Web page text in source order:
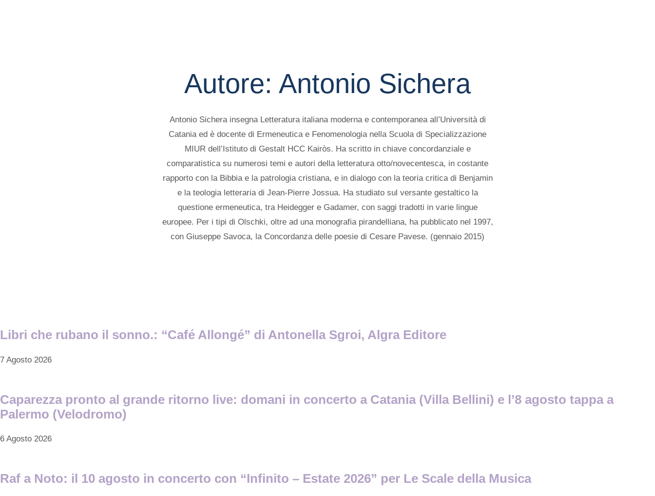
Autore: Antonio Sichera
Antonio Sichera insegna Letteratura italiana moderna e contemporanea all’Università di
Catania ed è docente di Ermeneutica e Fenomenologia nella Scuola di Specializzazione
MIUR dell’Istituto di Gestalt HCC Kairòs. Ha scritto in chiave concordanziale e
comparatistica su numerosi temi e autori della letteratura otto/novecentesca, in costante
rapporto con la Bibbia e la patrologia cristiana, e in dialogo con la teoria critica di Benjamin
e la teologia letteraria di Jean-Pierre Jossua. Ha studiato sul versante gestaltico la
questione ermeneutica, tra Heidegger e Gadamer, con saggi tradotti in varie lingue
europee. Per i tipi di Olschki, oltre ad una monografia pirandelliana, ha pubblicato nel 1997,
con Giuseppe Savoca, la Concordanza delle poesie di Cesare Pavese. (gennaio 2015)
Libri che rubano il sonno.: “Café Allongé” di Antonella Sgroi, Algra Editore
7 Agosto 2026
Caparezza pronto al grande ritorno live: domani in concerto a Catania (Villa Bellini) e l’8 agosto tappa a
Palermo (Velodromo)
6 Agosto 2026
Raf a Noto: il 10 agosto in concerto con “Infinito – Estate 2026” per Le Scale della Musica